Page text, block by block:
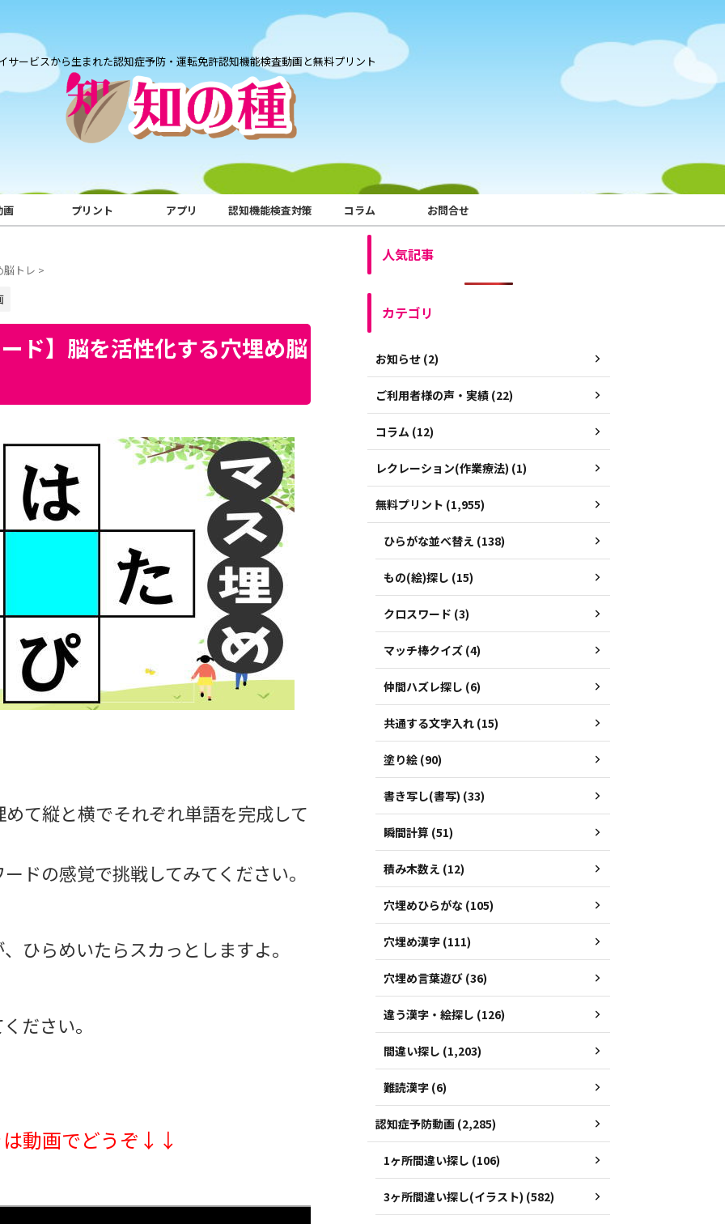
サービスから生まれた認知症予防・運転免許認知機能検査動画と無料プリント
画 プリント アプリ 認知機能検査対策 コラム お問合せ
脳トレ >
ド】脳を活性化する穴埋め脳
て縦と横でそれぞれ単語を完成して
ドの感覚で挑戦してみてください。
ひらめいたらスカっとしますよ。
ださい。
動画でどうぞ↓↓
人気記事
カテゴリ
お知らせ (2)
ご利用者様の声・実績 (22)
コラム (12)
レクレーション(作業療法) (1)
無料プリント (1,955)
ひらがな並べ替え (138)
もの(絵)探し (15)
クロスワード (3)
マッチ棒クイズ (4)
仲間ハズレ探し (6)
共通する文字入れ (15)
塗り絵 (90)
書き写し(書写) (33)
瞬間計算 (51)
積み木数え (12)
穴埋めひらがな (105)
穴埋め漢字 (111)
穴埋め言葉遊び (36)
違う漢字・絵探し (126)
間違い探し (1,203)
難読漢字 (6)
認知症予防動画 (2,285)
1ヶ所間違い探し (106)
3ヶ所間違い探し(イラスト) (582)